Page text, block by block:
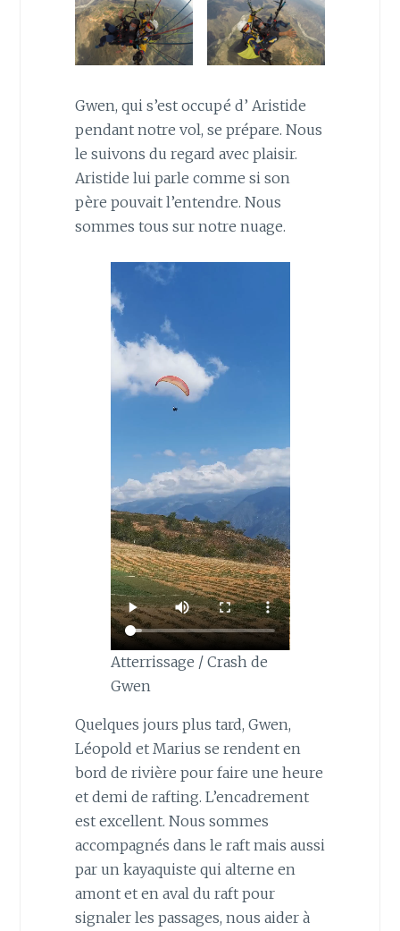
Gwen, qui s’est occupé d’ Aristide
pendant notre vol, se prépare. Nous
le suivons du regard avec plaisir.
Aristide lui parle comme si son
père pouvait l’entendre. Nous
sommes tous sur notre nuage.
Atterrissage / Crash de
Gwen
Quelques jours plus tard, Gwen,
Léopold et Marius se rendent en
bord de rivière pour faire une heure
et demi de rafting. L’encadrement
est excellent. Nous sommes
accompagnés dans le raft mais aussi
par un kayaquiste qui alterne en
amont et en aval du raft pour
signaler les passages, nous aider à